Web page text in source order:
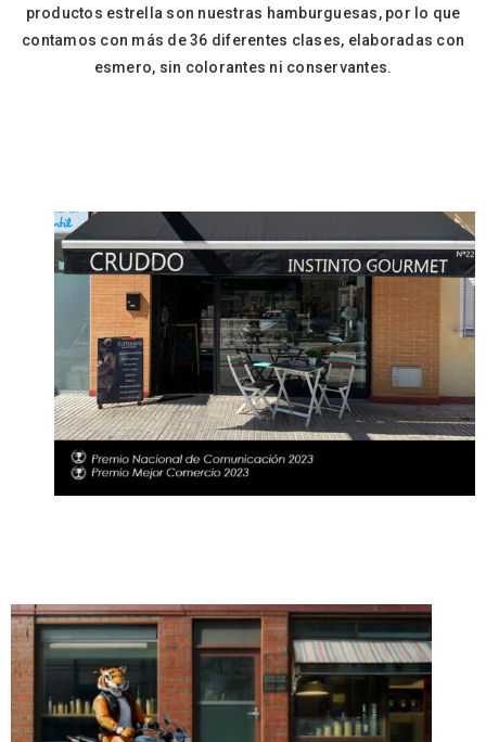
productos estrella son nuestras hamburguesas, por lo que
contamos con más de 36 diferentes clases, elaboradas con
esmero, sin colorantes ni conservantes.